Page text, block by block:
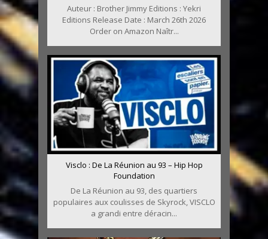
Auteur : Brother Jimmy Editions : Yekri
Editions Release Date : March 26th 2026
Order on Amazon Naîtr...
Visclo : De La Réunion au 93 – Hip Hop
Foundation
De La Réunion au 93, des quartiers
populaires aux coulisses de Skyrock, VISCLO
a grandi entre déracin...